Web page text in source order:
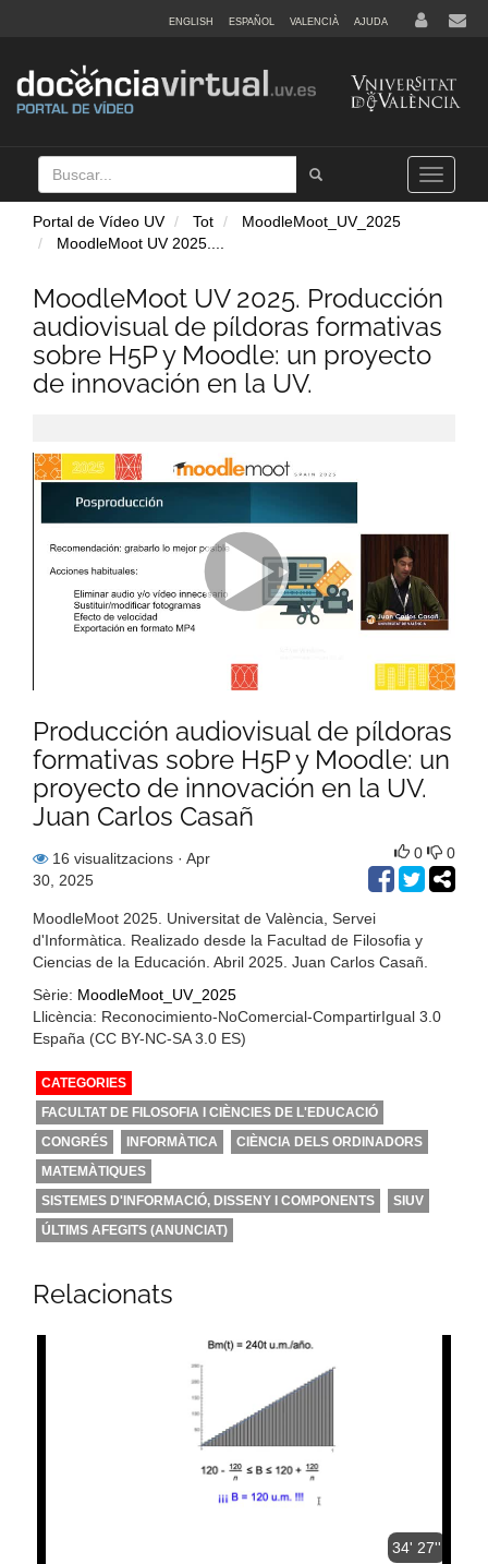
ENGLISH ESPAÑOL VALENCIÀ AJUDA
Buscar
Tramet
Toggle
navigation
Portal de Vídeo UV Tot
MoodleMoot_UV_2025
MoodleMoot UV 2025.
MoodleMoot UV 2025. Producción
audiovisual de píldoras formativas
sobre H5P y Moodle: un proyecto
de innovación en la UV.
Producción audiovisual de píldoras
formativas sobre H5P y Moodle: un
proyecto de innovación en la UV.
Juan Carlos Casañ
16 visualitzacions · Apr
30, 2025
0 0
MoodleMoot 2025. Universitat de València, Servei
d'Informàtica. Realizado desde la Facultad de Filosofia y
Ciencias de la Educación. Abril 2025. Juan Carlos Casañ.
Sèrie: MoodleMoot_UV_2025
Llicència: Reconocimiento-NoComercial-CompartirIgual 3.0
España (CC BY-NC-SA 3.0 ES)
CATEGORIES
FACULTAT DE FILOSOFIA I CIÈNCIES DE L'EDUCACIÓ
CONGRÉS
INFORMÀTICA
CIÈNCIA DELS ORDINADORS
MATEMÀTIQUES
SISTEMES D'INFORMACIÓ, DISSENY I COMPONENTS
SIUV
ÚLTIMS AFEGITS (ANUNCIAT)
Relacionats
34' 27''